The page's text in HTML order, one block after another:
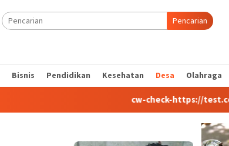
Pencarian
Bisnis Pendidikan Kesehatan Desa Olahraga
cw-check-https://test.com/